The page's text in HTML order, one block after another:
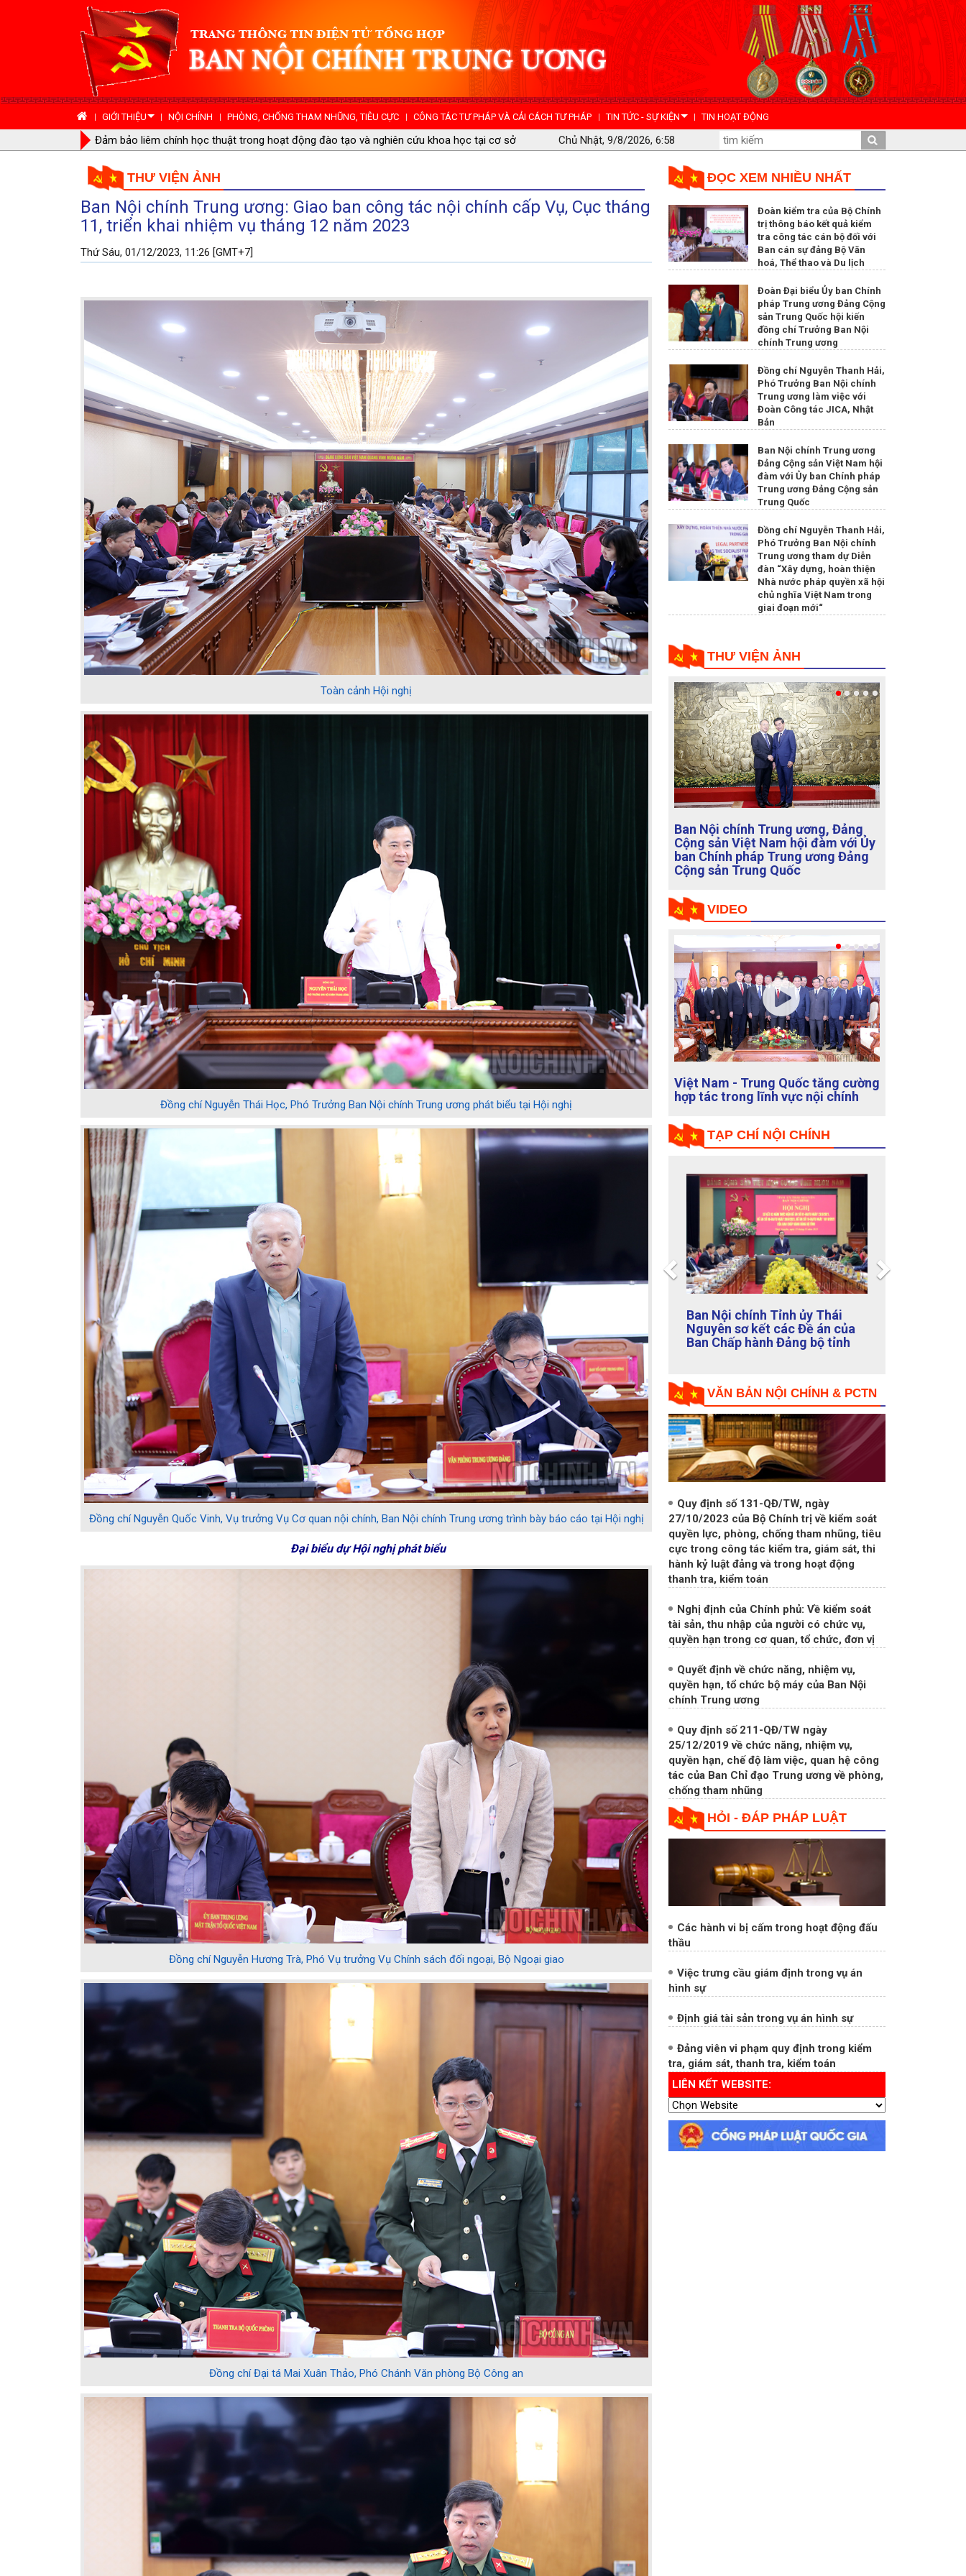
GIỚI THIỆU NỘI CHÍNH PHÒNG, CHỐNG THAM NHŨNG, TIÊU CỰC CÔNG TÁC TƯ PHÁP VÀ CẢI CÁCH TƯ PHÁP TIN TỨC - SỰ KIỆN TIN HOẠT ĐỘNG
Ban Nội chính Trung ương Đảng Cộng sản Việt Nam hội đàm với Ủy ban Chính pháp Trung
Chủ Nhật, 9/8/2026, 6:58
THƯ VIỆN ẢNH
Ban Nội chính Trung ương: Giao ban công tác nội chính cấp Vụ, Cục tháng
11, triển khai nhiệm vụ tháng 12 năm 2023
Thứ Sáu, 01/12/2023, 11:26 [GMT+7]
Toàn cảnh Hội nghị
Đồng chí Nguyễn Thái Học, Phó Trưởng Ban Nội chính Trung ương phát biểu tại Hội nghị
Đồng chí Nguyễn Quốc Vinh, Vụ trưởng Vụ Cơ quan nội chính, Ban Nội chính Trung ương trình bày báo cáo tại Hội nghị
Đại biểu dự Hội nghị phát biểu
Đồng chí Nguyễn Hương Trà, Phó Vụ trưởng Vụ Chính sách đối ngoại, Bộ Ngoại giao
Đồng chí Đại tá Mai Xuân Thảo, Phó Chánh Văn phòng Bộ Công an
ĐỌC XEM NHIỀU NHẤT
Đoàn kiểm tra của Bộ Chính
trị thông báo kết quả kiểm
tra công tác cán bộ đối với
Ban cán sự đảng Bộ Văn
hoá, Thể thao và Du lịch
Đoàn Đại biểu Ủy ban Chính
pháp Trung ương Đảng Cộng
sản Trung Quốc hội kiến
đồng chí Trưởng Ban Nội
chính Trung ương
Đồng chí Nguyễn Thanh Hải,
Phó Trưởng Ban Nội chính
Trung ương làm việc với
Đoàn Công tác JICA, Nhật
Bản
Ban Nội chính Trung ương
Đảng Cộng sản Việt Nam hội
đàm với Ủy ban Chính pháp
Trung ương Đảng Cộng sản
Trung Quốc
Đồng chí Nguyễn Thanh Hải,
Phó Trưởng Ban Nội chính
Trung ương tham dự Diễn
đàn “Xây dựng, hoàn thiện
Nhà nước pháp quyền xã hội
chủ nghĩa Việt Nam trong
giai đoạn mới“
THƯ VIỆN ẢNH
Đoàn Đại biểu Ủy ban Chính pháp
Trung ương Đảng Cộng sản Trung
Quốc hội kiến đồng chí Phan Đình
Trạc, Ủy viên Bộ Chính trị, Bí thư
chính Trung ương
VIDEO
cán sự đảng Bộ Văn hóa, Thể thao
và Du lịch
TẠP CHÍ NỘI CHÍNH
Giới thiệu Tạp chí Nội chính số
115 tháng 10/2023
Previous
VĂN BẢN NỘI CHÍNH & PCTN
Quy định số 131-QĐ/TW, ngày
27/10/2023 của Bộ Chính trị về kiểm soát
quyền lực, phòng, chống tham nhũng, tiêu
cực trong công tác kiểm tra, giám sát, thi
hành kỷ luật đảng và trong hoạt động
thanh tra, kiểm toán
Nghị định của Chính phủ: Về kiểm soát
tài sản, thu nhập của người có chức vụ,
quyền hạn trong cơ quan, tổ chức, đơn vị
Quyết định về chức năng, nhiệm vụ,
quyền hạn, tổ chức bộ máy của Ban Nội
chính Trung ương
Quy định số 211-QĐ/TW ngày
25/12/2019 về chức năng, nhiệm vụ,
quyền hạn, chế độ làm việc, quan hệ công
tác của Ban Chỉ đạo Trung ương về phòng,
chống tham nhũng
HỎI - ĐÁP PHÁP LUẬT
Các hành vi bị cấm trong hoạt động đấu
thầu
Việc trưng cầu giám định trong vụ án
hình sự
Định giá tài sản trong vụ án hình sự
Đảng viên vi phạm quy định trong kiểm
tra, giám sát, thanh tra, kiểm toán
LIÊN KẾT WEBSITE: